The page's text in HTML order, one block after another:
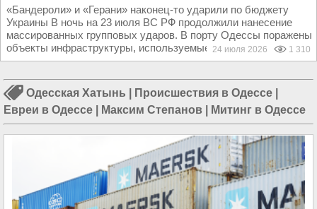
«Бандероли» и «Герани» наконец-то ударили по бюджету
Украины В ночь на 23 июля ВС РФ продолжили нанесение
массированных групповых ударов. В порту Одессы поражены
объекты инфраструктуры, используемые для...24 июля 2026 1 310
Одесская Хатынь Происшествия в Одессе
Евреи в Одессе
Максим Степанов Митинг в Одессе